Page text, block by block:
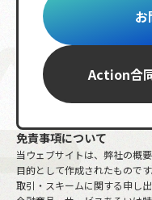
株
iDeCo
動画
金融政策
保険
お
Action合
免責事項について
当ウェブサイトは、弊社の概
目的として作成されたもので
取引・スキームに関する申し